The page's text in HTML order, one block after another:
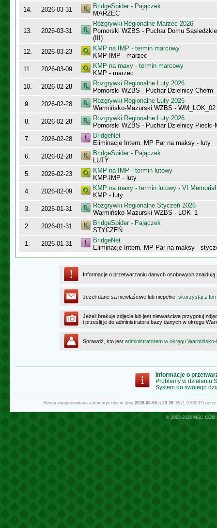
14.
2026-03-31
BridgeSpider - Pajączek
MARZEC
13. 2026-03-31
Rozgrywki Regionalne Marzec 2026
Pomorski WZBS - Puchar Domu
(III)
12.
2026-03-23
KMP na IMP - termin marcowy
KMP-IMP - marzec
11.
2026-03-09
KMP na maxy - termin marcowy
KMP - marzec
10.
2026-02-28
Rozgrywki Regionalne Luty 2026
Pomorski WZBS - Puchar Dzielnicy Chełm
9.
2026-02-28
Rozgrywki Regionalne Luty 2026
Warmińsko-Mazurski WZBS - WM_LOK_02
8.
2026-02-28
Rozgrywki Regionalne Luty 2026
Pomorski WZBS - Puchar Dzielnicy Piecki-
7.
2026-02-28
BridgeNet
Eliminacje Intern. MP Par na maksy - luty
6.
2026-02-28
BridgeSpider - Pajączek
LUTY
5.
2026-02-23
KMP na IMP - termin lutowy
KMP-IMP - luty
4.
2026-02-09
KMP na maxy - termin lutowy - VI
KMP - luty
3.
2026-01-31
Rozgrywki Regionalne Styczeń 2026
Warmińsko-Mazurski WZBS - LOK_1
2.
2026-01-31
BridgeSpider - Pajączek
STYCZEŃ
1.
2026-01-31
BridgeNet
Eliminacje Intern. MP Par na maksy -
Informacje o przetwarzaniu danych osobowych
Jeżeli dane są niewłaściwe lub niepełne, skorzystaj z
Jeżeli brakuje zdjęcia lub jest niewłaściwe przygotuj
i prześlij je do administratora bazy danych w okręgu
Sprawdź, kto jest administratorem w okręgu
Informacje o
Problemy w działaniu
System do swojego
Strona wygenerowana automatycznie w dniu 2026-08-06g.23:20:16(1.0103/37)
© 2003-2026